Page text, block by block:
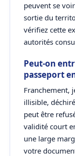
peuvent se
sortie du
vérifiez cette
autorités
Peut-on
passeport
Franchement,
illisible,
peut être
validité court
une large
votre